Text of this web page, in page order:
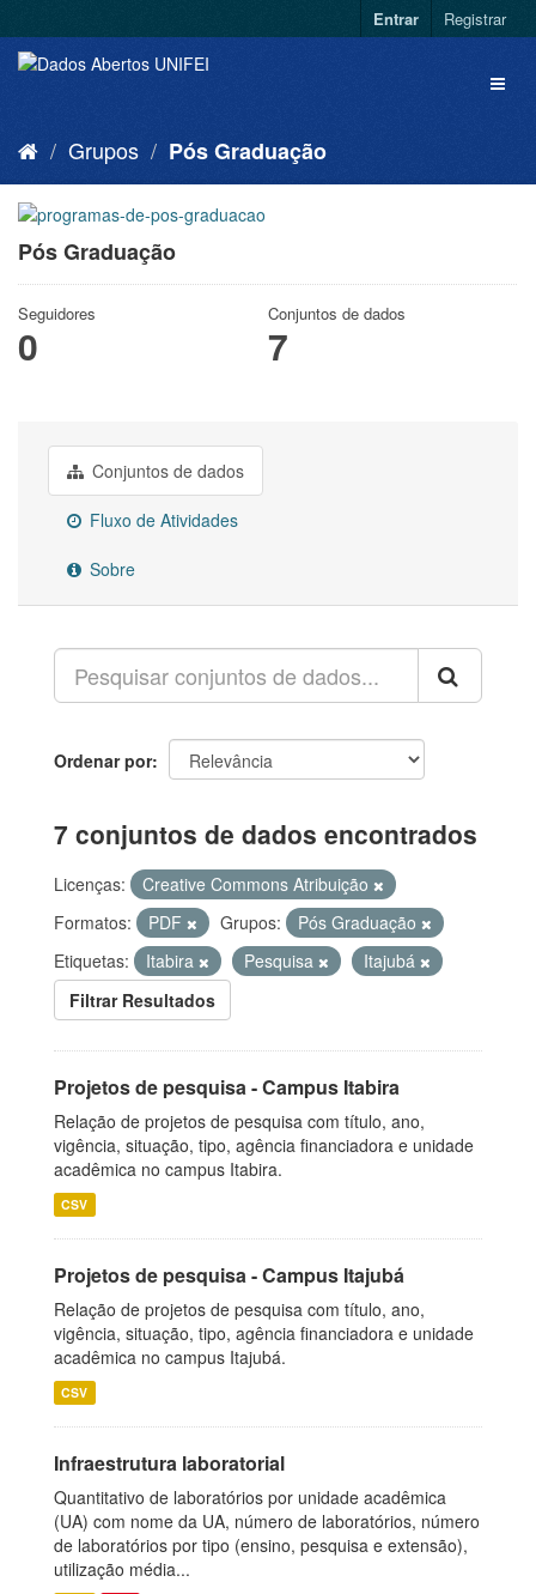
Entrar Registrar
Grupos Pós Graduação
Pós Graduação
Seguidores
0
Conjuntos de dados
7
Conjuntos de dados
Fluxo de Atividades
Sobre
Ordenar por
7 conjuntos de dados encontrados
Licenças:
Creative Commons Atribuição
Formatos:
PDF Grupos:
Pós Graduação
Etiquetas:
Itabira Pesquisa
Itajubá
Filtrar Resultados
Projetos de pesquisa - Campus Itabira
Relação de projetos de pesquisa com título, ano,
vigência, situação, tipo, agência financiadora e unidade
acadêmica no campus Itabira.
CSV
Projetos de pesquisa - Campus Itajubá
Relação de projetos de pesquisa com título, ano,
vigência, situação, tipo, agência financiadora e unidade
acadêmica no campus Itajubá.
CSV
Infraestrutura laboratorial
Quantitativo de laboratórios por unidade acadêmica
(UA) com nome da UA, número de laboratórios, número
de laboratórios por tipo (ensino, pesquisa e extensão),
utilização média...